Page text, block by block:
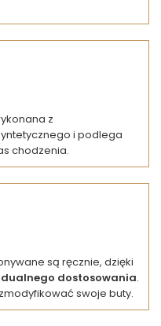
z
i podlega
chodzenia.
są ręcznie, dzięki
dostosowania.
swoje buty.